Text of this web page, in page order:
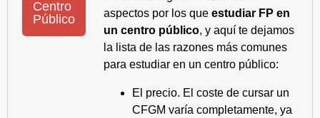
Centro
Público
aspectos por los que estudiar FP en
un centro público, y aquí te dejamos
la lista de las razones más comunes
para estudiar en un centro público:
El precio. El coste de cursar un
CFGM varía completamente, ya